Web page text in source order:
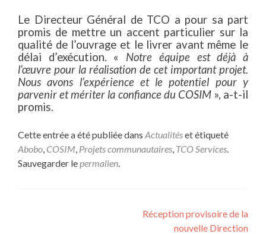
Le Directeur Général de TCO a pour sa part
promis de mettre un accent particulier sur la
qualité de l’ouvrage et le livrer avant même le
délai d’exécution. «
Notre équipe est déjà à
l’œuvre pour la réalisation de cet important projet.
Nous avons l’expérience et le potentiel pour y
parvenir et mériter la confiance du COSIM», a-t-il
promis.
Cette entrée a été publiée dans Actualitéset étiqueté
Abobo, COSIM, Projets communautaires, TCO Services.
Sauvegarder lepermalien.
Navigation de l’article
Réception provisoire de la
nouvelle Direction